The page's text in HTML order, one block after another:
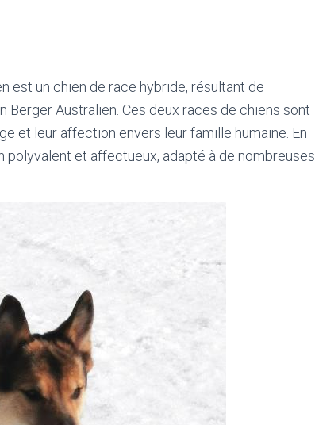
est un chien de race hybride, résultant de
Berger Australien. Ces deux races de chiens sont
et leur affection envers leur famille humaine. En
et affectueux, adapté à de nombreuses